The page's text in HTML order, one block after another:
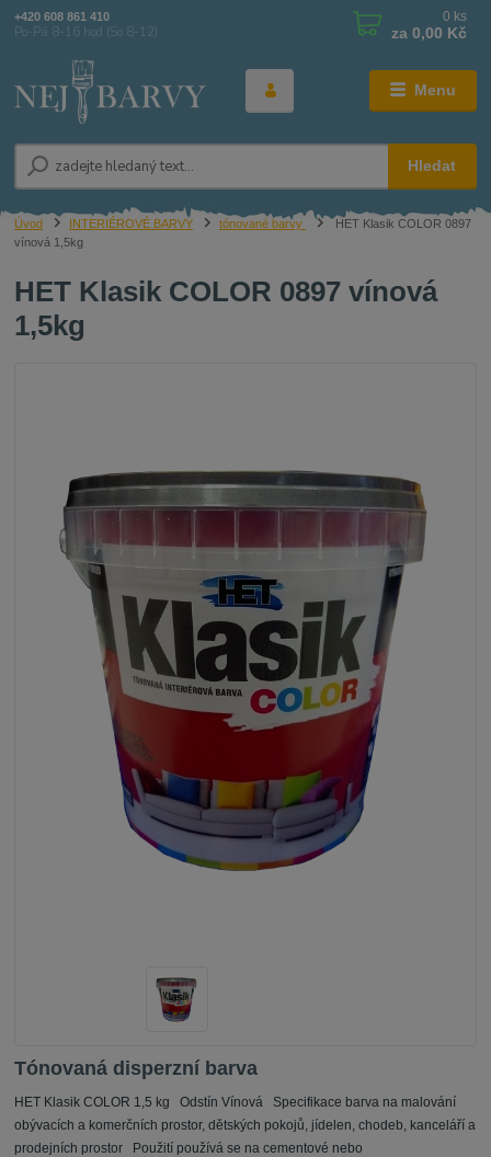
Menu
Hledat
+420 608 861 410
Po-Pá 8-16 hod (So 8-12)
0 ks
za 0,00 Kč
Úvod INTERIÉROVÉ BARVY tónované barvy
HET Klasik COLOR 0897
vínová 1,5kg
HET Klasik COLOR 0897 vínová
1,5kg
Tónovaná disperzní barva
HET Klasik COLOR 1,5 kg Odstín Vínová Specifikace barva na malování
obývacích a komerčních prostor, dětských pokojů, jídelen, chodeb, kanceláří a
prodejních prostor Použití používá se na cementové nebo